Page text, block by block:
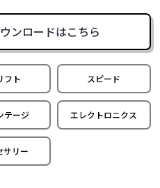
ンロードはこちら
フト スピード
テージ エレクトロニクス
サリー